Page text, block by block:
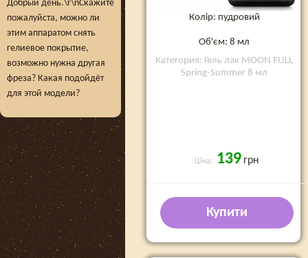
Добрый день.\r\nСкажите
пожалуйста, можно ли
этим аппаратом снять
гелиевое покрытие,
возможно нужна другая
фреза? Какая подойдёт
для этой модели?
Колір: пудровий
Об'єм: 8 мл
Категория: Гель лак MOON FULL
Spring-Summer 8 мл
Ціна: 139 грн
Купити